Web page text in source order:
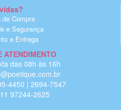
Compra
e Segurança
e Entrega
ATENDIMENTO
das 08h às 16h
4450 | 2694-7547
97244-2625